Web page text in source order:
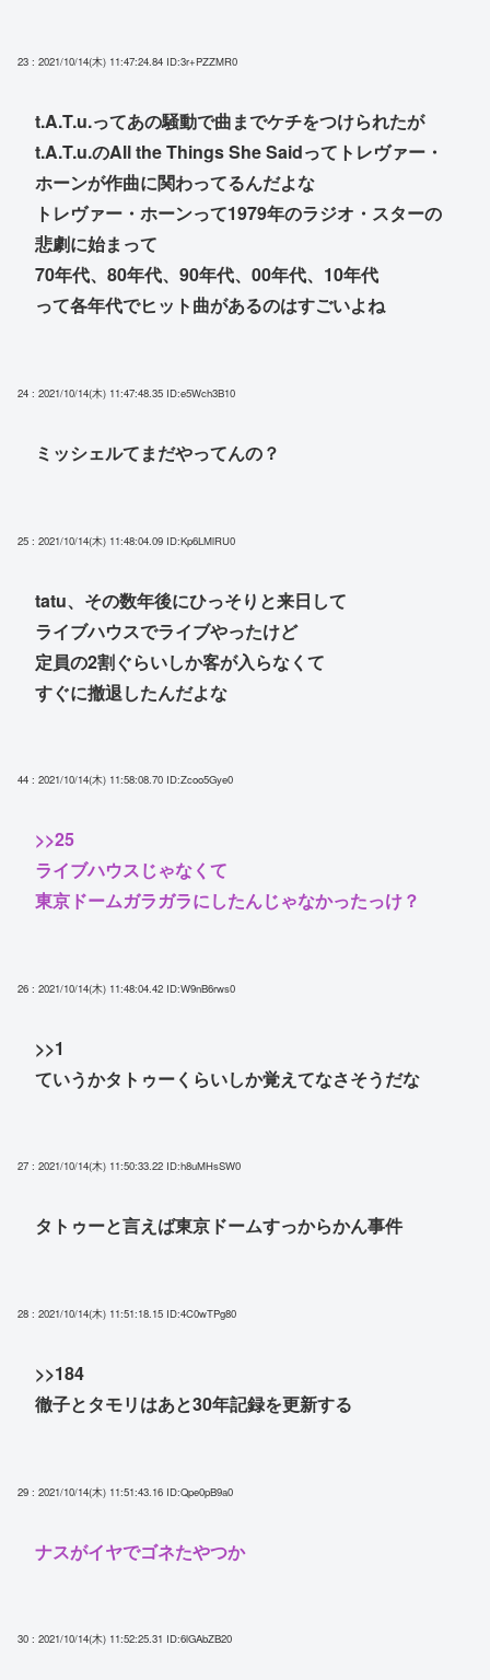
23 : 2021/10/14(木) 11:47:24.84 ID:3r+PZZMR0
t.A.T.u.ってあの騒動で曲までケチをつけられたが
t.A.T.u.のAll the Things She Saidってトレヴァー・
ホーンが作曲に関わってるんだよな
トレヴァー・ホーンって1979年のラジオ・スターの
悲劇に始まって
70年代、80年代、90年代、00年代、10年代
って各年代でヒット曲があるのはすごいよね
24 : 2021/10/14(木) 11:47:48.35 ID:e5Wch3B10
ミッシェルてまだやってんの？
25 : 2021/10/14(木) 11:48:04.09 ID:Kp6LMlRU0
tatu、その数年後にひっそりと来日して
ライブハウスでライブやったけど
定員の2割ぐらいしか客が入らなくて
すぐに撤退したんだよな
44 : 2021/10/14(木) 11:58:08.70 ID:Zcoo5Gye0
>>25
ライブハウスじゃなくて
東京ドームガラガラにしたんじゃなかったっけ？
26 : 2021/10/14(木) 11:48:04.42 ID:W9nB6rws0
>>1
ていうかタトゥーくらいしか覚えてなさそうだな
27 : 2021/10/14(木) 11:50:33.22 ID:h8uMHsSW0
タトゥーと言えば東京ドームすっからかん事件
28 : 2021/10/14(木) 11:51:18.15 ID:4C0wTPg80
>>184
徹子とタモリはあと30年記録を更新する
29 : 2021/10/14(木) 11:51:43.16 ID:Qpe0pB9a0
ナスがイヤでゴネたやつか
30 : 2021/10/14(木) 11:52:25.31 ID:6lGAbZB20